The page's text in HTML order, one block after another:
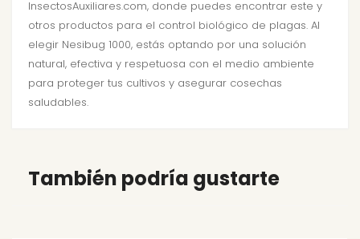
InsectosAuxiliares.com, donde puedes encontrar este y
otros productos para el control biológico de plagas. Al
elegir Nesibug 1000, estás optando por una solución
natural, efectiva y respetuosa con el medio ambiente
para proteger tus cultivos y asegurar cosechas
saludables.
También podría gustarte